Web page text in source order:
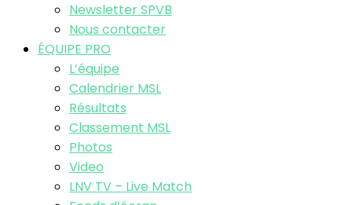
Newsletter SPVB
Nous contacter
ÉQUIPE PRO
L’équipe
Calendrier MSL
Résultats
Classement MSL
Photos
Video
LNV TV – Live Match